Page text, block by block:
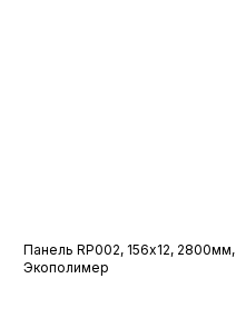
Панель RP002, 156х12, 2800мм,
Экополимер